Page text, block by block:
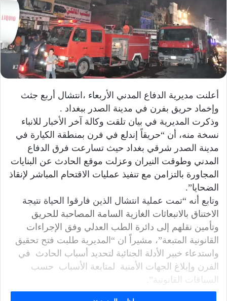
أعلنت مديرية الدفاع المدني الأربعاء ،انتشال أربع جثث
وإخماد حريق بفرن في مدينة الصدر ببغداد .
وذكرت المديرية في بيان تلقت وكالة آخر الأخبار للانباء
نسخة منه، أن “حريقاً إندلع في فرن بمنطقة الكيارة في
مدينة الصدر شرقي بغداد حيث تسارعت فرق الدفاع
المدني وطوقت النيران وعزلت موقع الحادث عن البنايات
المجاورة بالتزامن مع تنفيذ عمليات الاقتحام المباشر لإنقاذ
الضحايا”.
وتابع أنه “تمت عملية انتشال الذين فارقوا الحياة نتيجة
الاختناق بالانبعاثات الغازية السامة المصاحبة للحريق
وتأمين نقلهم إلى دائرة الطب العدلي وفق الإجراءات
القانونية المتبعة”، مشيراً ان “المديرية طلبت فتح تحقيق
واستدعاء خبير الأدلة الجنائية لتحديد أسباب الحادث في
الفرن وإبلاغ الجهات الأمنية لمتابعة الأسباب حسب
السياقات القانونية”.